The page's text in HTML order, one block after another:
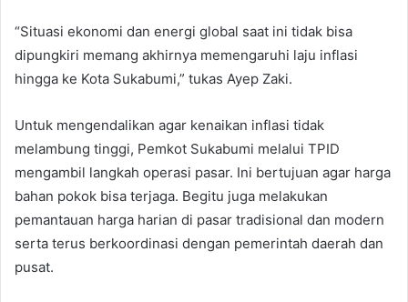
“Situasi ekonomi dan energi global saat ini tidak bisa
dipungkiri memang akhirnya memengaruhi laju inflasi
hingga ke Kota Sukabumi,” tukas Ayep Zaki.
Untuk mengendalikan agar kenaikan inflasi tidak
melambung tinggi, Pemkot Sukabumi melalui TPID
mengambil langkah operasi pasar. Ini bertujuan agar harga
bahan pokok bisa terjaga. Begitu juga melakukan
pemantauan harga harian di pasar tradisional dan modern
serta terus berkoordinasi dengan pemerintah daerah dan
pusat.